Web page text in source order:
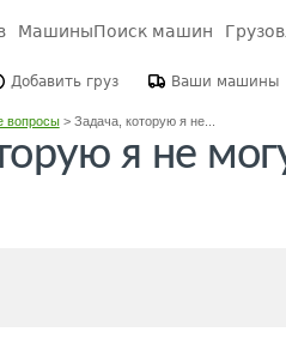
МашиныПоиск машин
Добавить груз Ваши машины
вопросы> Задача, которую я не...
я не